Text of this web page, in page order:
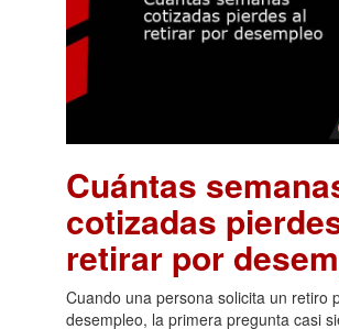
Cuántas
cotizadas
retirar por
Cuando una persona solicita un retiro
desempleo, la primera pregunta casi